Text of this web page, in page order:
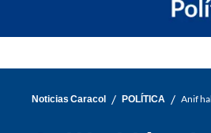
Noticias Caracol / POLÍTICA / Anif